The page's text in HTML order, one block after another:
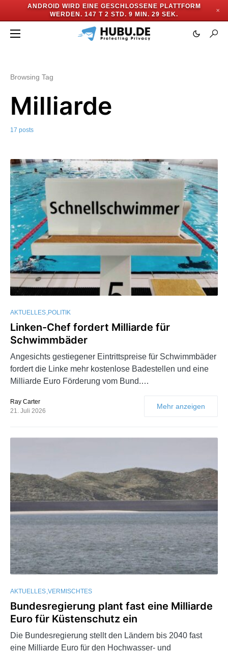
ANDROID WIRD EINE GESCHLOSSENE PLATTFORM
WERDEN. 147 T 2 STD. 9 MIN. 28 SEK.
✕
Browsing Tag
Milliarde
17 posts
AKTUELLES POLITIK
Linken-Chef fordert Milliarde für
Schwimmbäder
Angesichts gestiegener Eintrittspreise für Schwimmbäder
fordert die Linke mehr kostenlose Badestellen und eine
Milliarde Euro Förderung vom Bund.…
Ray Carter
21. Juli 2026
Mehr anzeigen
AKTUELLES VERMISCHTES
Bundesregierung plant fast eine Milliarde
Euro für Küstenschutz ein
Die Bundesregierung stellt den Ländern bis 2040 fast
eine Milliarde Euro für den Hochwasser- und